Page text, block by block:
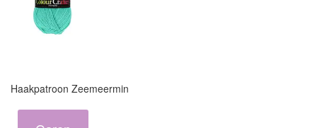
Haakpatroon Zeemeermin